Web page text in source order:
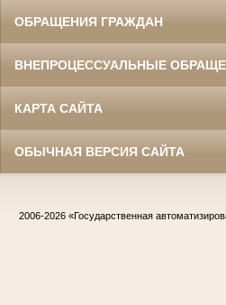
ОБРАЩЕНИЯ ГРАЖДАН
ВНЕПРОЦЕССУАЛЬНЫЕ
КАРТА САЙТА
ОБЫЧНАЯ ВЕРСИЯ САЙТА
2006-2026 «Государственная